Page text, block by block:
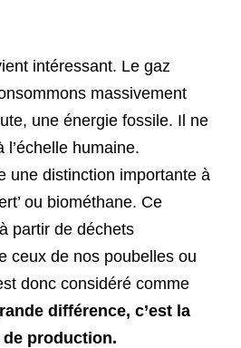
intéressant. Le gaz
massivement
une énergie fossile. Il ne
humaine.
une distinction importante à
ou biométhane. Ce
partir de déchets
ceux de nos poubelles ou
donc considéré comme
différence, c’est la
production.